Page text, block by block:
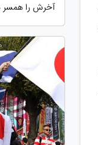
آخرش را همسر